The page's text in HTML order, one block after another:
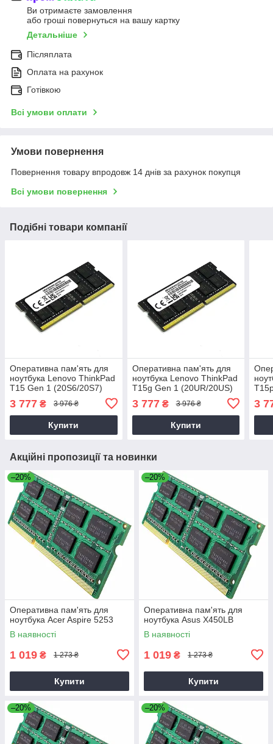
Ви отримаєте замовлення
або гроші повернуться на вашу картку
Детальніше
Післяплата
Оплата на рахунок
Готівкою
Всі умови оплати
Умови повернення
Повернення товару впродовж 14 днів за рахунок покупця
Всі умови повернення
Подібні товари компанії
Оперативна пам'ять для
ноутбука Lenovo ThinkPad
T15 Gen 1 (20S6/20S7)
3 777 ₴ 3 976 ₴
Купити
Оперативна пам'ять для
ноутбука Lenovo ThinkPad
T15g Gen 1 (20UR/20US)
3 777₴ 3 976 ₴
Купити
3
Акційні пропозиції та новинки
–20%
Оперативна пам'ять для
ноутбука Acer Aspire 5253
В наявності
1 019 ₴ 1 273 ₴
Купити
–20%
Оперативна пам'ять для
ноутбука Asus X450LB
В наявності
1 019 ₴ 1 273 ₴
Купити
–20% –20%